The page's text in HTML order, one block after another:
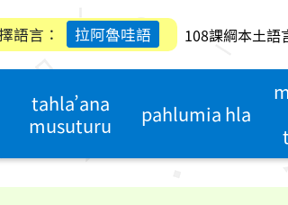
語言： 拉阿魯哇語 108課綱本土語
tahla’ana
musuturu
pahlumia hla